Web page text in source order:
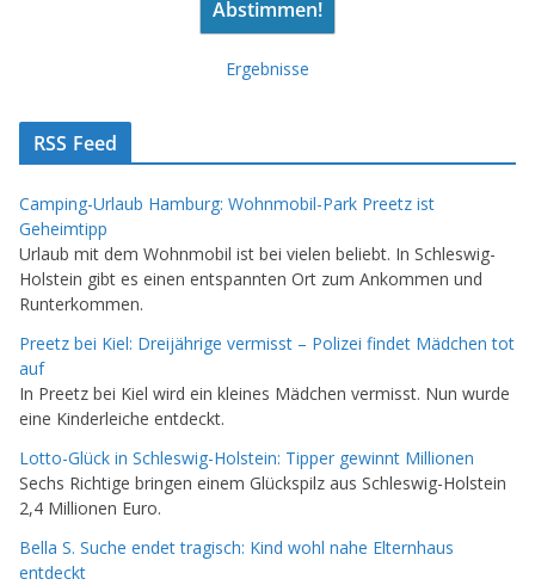
Ergebnisse
RSS Feed
Camping-Urlaub Hamburg: Wohnmobil-Park Preetz ist
Geheimtipp
Urlaub mit dem Wohnmobil ist bei vielen beliebt. In Schleswig-
Holstein gibt es einen entspannten Ort zum Ankommen und
Runterkommen.
Preetz bei Kiel: Dreijährige vermisst – Polizei findet Mädchen tot
auf
In Preetz bei Kiel wird ein kleines Mädchen vermisst. Nun wurde
eine Kinderleiche entdeckt.
Lotto-Glück in Schleswig-Holstein: Tipper gewinnt Millionen
Sechs Richtige bringen einem Glückspilz aus Schleswig-Holstein
2,4 Millionen Euro.
Bella S. Suche endet tragisch: Kind wohl nahe Elternhaus
entdeckt